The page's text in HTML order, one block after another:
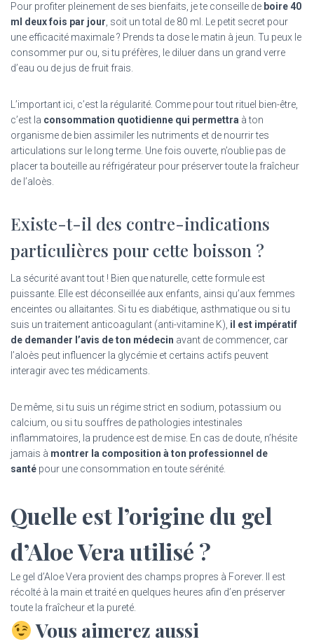
Pour profiter pleinement de ses bienfaits, je te conseille de boire 40
ml deux fois par jour, soit un total de 80 ml. Le petit secret pour
une efficacité maximale ? Prends ta dose le matin à jeun. Tu peux le
consommer pur ou, si tu préfères, le diluer dans un grand verre
d’eau ou de jus de fruit frais.
L’important ici, c’est la régularité. Comme pour tout rituel bien-être,
c’est la consommation quotidienne qui permettra à ton
organisme de bien assimiler les nutriments et de nourrir tes
articulations sur le long terme. Une fois ouverte, n’oublie pas de
placer ta bouteille au réfrigérateur pour préserver toute la fraîcheur
de l’aloès.
Existe-t-il des contre-indications
particulières pour cette boisson ?
La sécurité avant tout ! Bien que naturelle, cette formule est
puissante. Elle est déconseillée aux enfants, ainsi qu’aux femmes
enceintes ou allaitantes. Si tu es diabétique, asthmatique ou si tu
suis un traitement anticoagulant (anti-vitamine K), il est impératif
de demander l’avis de ton médecin avant de commencer, car
l’aloès peut influencer la glycémie et certains actifs peuvent
interagir avec tes médicaments.
De même, si tu suis un régime strict en sodium, potassium ou
calcium, ou si tu souffres de pathologies intestinales
inflammatoires, la prudence est de mise. En cas de doute, n’hésite
jamais à montrer la composition à ton professionnel de
santé pour une consommation en toute sérénité.
Quelle est l’origine du gel
d’Aloe Vera utilisé ?
Le gel d’Aloe Vera provient des champs propres à Forever. Il est
récolté à la main et traité en quelques heures afin d’en préserver
toute la fraîcheur et la pureté.
Vous aimerez aussi